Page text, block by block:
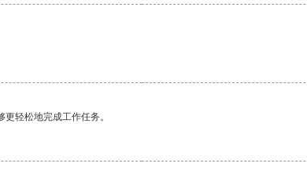
轻松地完成工作任务。